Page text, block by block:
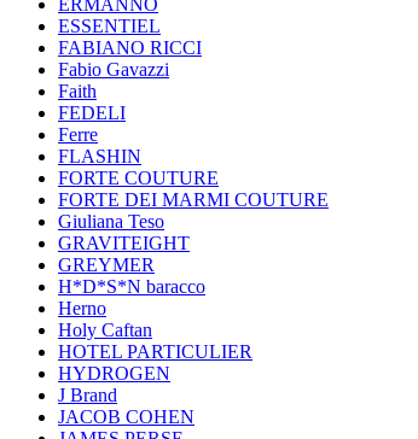
ERMANNO
ESSENTIEL
FABIANO RICCI
Fabio Gavazzi
Faith
FEDELI
Ferre
FLASHIN
FORTE COUTURE
FORTE DEI MARMI COUTURE
Giuliana Teso
GRAVITEIGHT
GREYMER
H*D*S*N baracco
Herno
Holy Caftan
HOTEL PARTICULIER
HYDROGEN
J Brand
JACOB COHEN